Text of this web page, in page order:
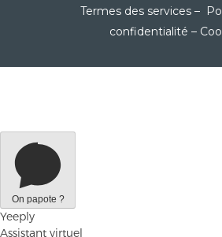
Termes des services –
confidentialité –
On papote ?
Yeeply
Assistant virtuel